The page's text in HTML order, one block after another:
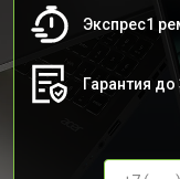
Экспрес1
Гарантия до